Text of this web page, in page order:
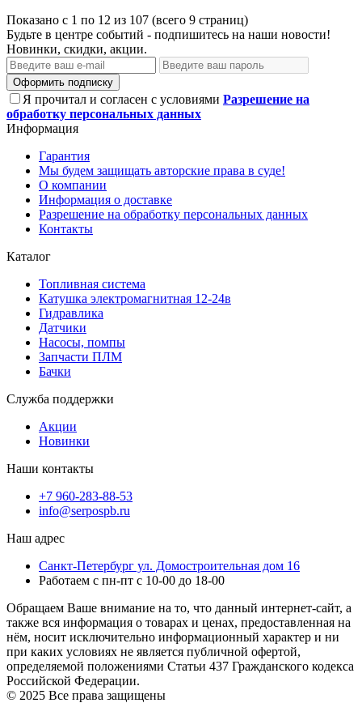
Показано с 1 по 12 из 107 (всего 9 страниц)
Будьте в центре событий - подпишитесь на наши новости!
Новинки, скидки, акции.
Оформить подписку
Я прочитал и согласен с условиями Разрешение на
обработку персональных данных
Информация
Гарантия
Мы будем защищать авторские права в суде!
О компании
Информация о доставке
Разрешение на обработку персональных данных
Контакты
Каталог
Топливная система
Катушка электромагнитная 12-24в
Гидравлика
Датчики
Насосы, помпы
Запчасти ПЛМ
Бачки
Служба поддержки
Акции
Новинки
Наши контакты
+7 960-283-88-53
info@serpospb.ru
Наш адрес
Санкт-Петербург ул. Домостроительная дом 16
Работаем с пн-пт с 10-00 до 18-00
Обращаем Ваше внимание на то, что данный интернет-сайт, а
также вся информация о товарах и ценах, предоставленная на
нём, носит исключительно информационный характер и ни
при каких условиях не является публичной офертой,
определяемой положениями Статьи 437 Гражданского кодекса
Российской Федерации.
© 2025 Все права защищены